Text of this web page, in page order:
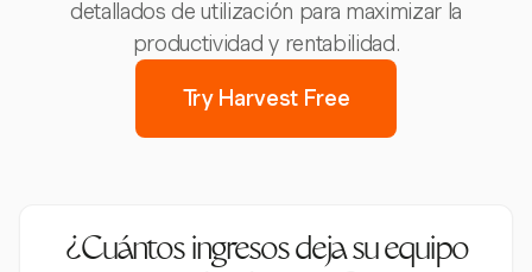
detallados de utilización para maximizar la
productividad y rentabilidad.
Try Harvest Free
¿Cuántos ingresos deja su equipo